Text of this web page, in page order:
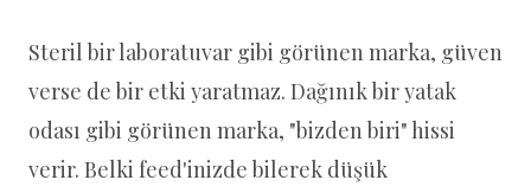
Steril bir laboratuvar gibi görünen marka, güven
verse de bir etki yaratmaz. Dağınık bir yatak
odası gibi görünen marka, "bizden biri" hissi
verir. Belki feed'inizde bilerek düşük